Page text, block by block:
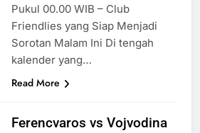
Pukul 00.00 WIB – Club
Friendlies yang Siap Menjadi
Sorotan Malam Ini Di tengah
kalender yang…
Read More
Ferencvaros vs Vojvodina